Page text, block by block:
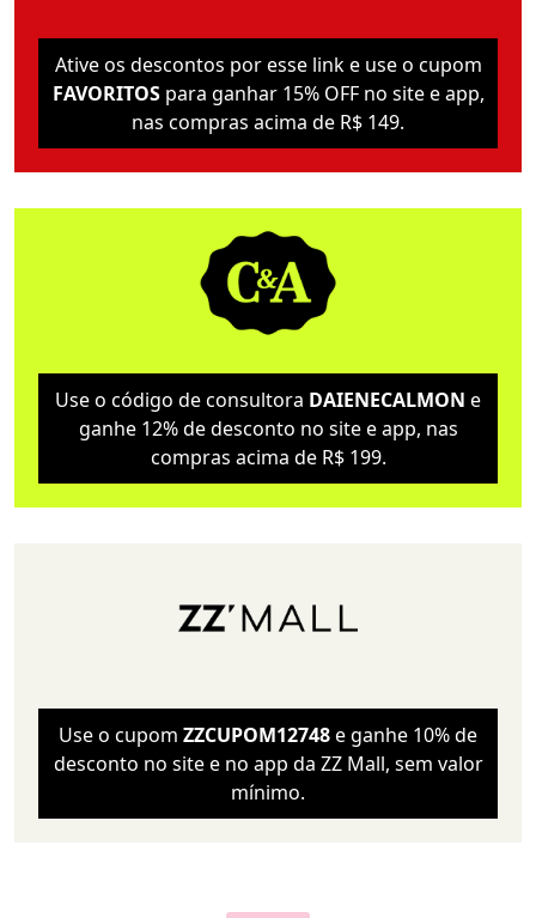
Ative os descontos por esse link e use o cupom
FAVORITOSpara ganhar 15% OFF no site e app,
nas compras acima de R$ 149.
Use o código de consultora DAIENECALMON e
ganhe 12% de desconto no site e app, nas
compras acima de R$ 199.
Use o cupom ZZCUPOM12748e ganhe 10% de
desconto no site e no app da ZZ Mall, sem valor
mínimo.